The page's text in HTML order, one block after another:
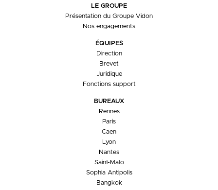
LE GROUPE
Présentation du Groupe Vidon
Nos engagements
ÉQUIPES
Direction
Brevet
Juridique
Fonctions support
BUREAUX
Rennes
Paris
Caen
Lyon
Nantes
Saint-Malo
Sophia Antipolis
Bangkok